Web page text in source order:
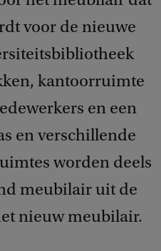
voor de nieuwe
kantoorruimte
en een
en verschillende
worden deels
meubilair uit de
nieuw meubilair.